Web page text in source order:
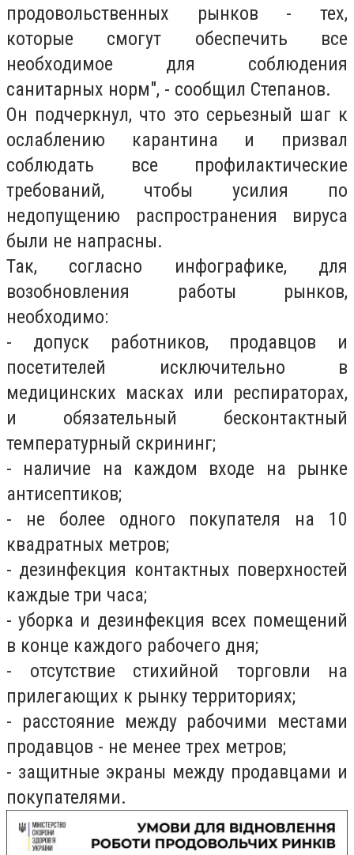
продовольственных рынков - тех,
которые смогут обеспечить все
необходимое для соблюдения
санитарных норм", - сообщил Степанов.
Он подчеркнул, что это серьезный шаг к
ослаблению карантина и призвал
соблюдать все профилактические
требований, чтобы усилия по
недопущению распространения вируса
были не напрасны.
Так, согласно инфографике, для
возобновления работы рынков,
необходимо:
- допуск работников, продавцов и
посетителей исключительно в
медицинских масках или респираторах,
и обязательный бесконтактный
температурный скрининг;
- наличие на каждом входе на рынке
антисептиков;
- не более одного покупателя на 10
квадратных метров;
- дезинфекция контактных поверхностей
каждые три часа;
- уборка и дезинфекция всех помещений
в конце каждого рабочего дня;
- отсутствие стихийной торговли на
прилегающих к рынку территориях;
- расстояние между рабочими местами
продавцов - не менее трех метров;
- защитные экраны между продавцами и
покупателями.